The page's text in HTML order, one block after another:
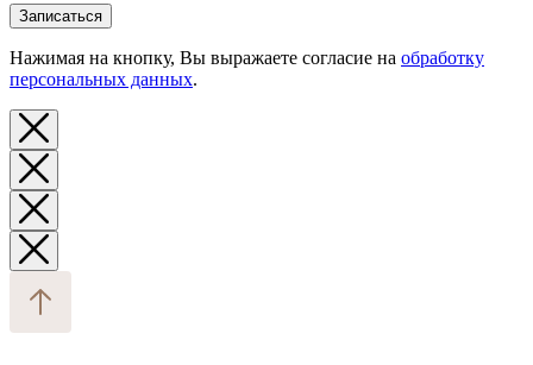
Записаться
Нажимая на кнопку, Вы выражаете согласие на обработку
персональных данных.